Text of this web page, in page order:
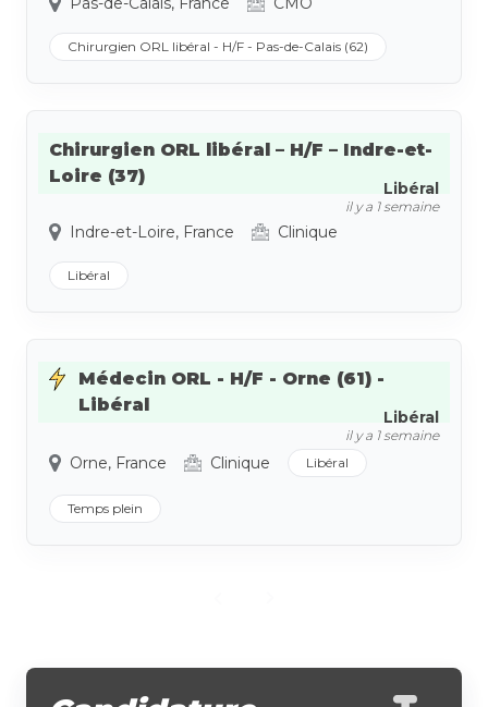
Chirurgien ORL libéral - H/F - Pas-de-Calais (62)
Chirurgien ORL libéral – H/F – Indre-et-
Loire (37)
Libéral
il y a 1 semaine
Indre-et-Loire, France Clinique
Libéral
Médecin ORL - H/F - Orne (61) -
Libéral
Libéral
il y a 1 semaine
Orne, France Clinique Libéral
Temps plein